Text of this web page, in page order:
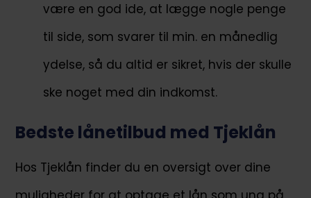
være en god ide, at lægge nogle penge
til side, som svarer til min. en månedlig
ydelse, så du altid er sikret, hvis der skulle
ske noget med din indkomst.
Bedste lånetilbud med Tjeklån
Hos Tjeklån finder du en oversigt over dine